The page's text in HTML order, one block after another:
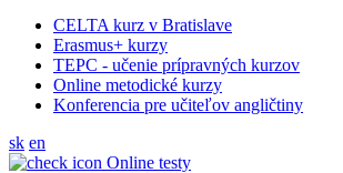
CELTA kurz v Bratislave
Erasmus+ kurzy
TEPC - učenie prípravných kurzov
Online metodické kurzy
Konferencia pre učiteľov angličtiny
sk en
Online testy